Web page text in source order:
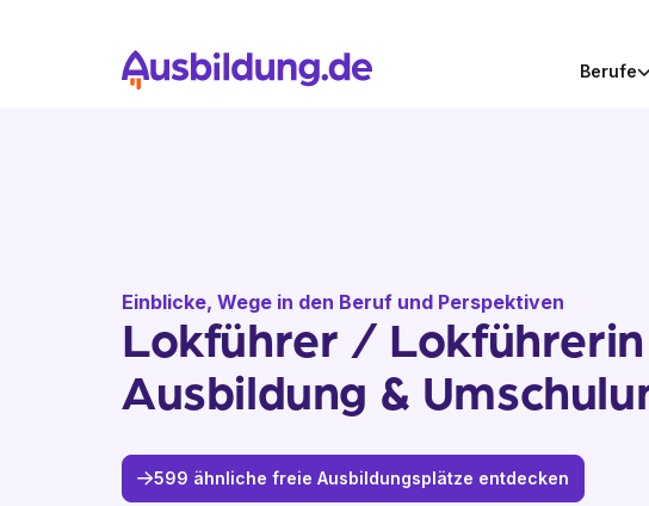
Berufe
Einblicke, Wege in den Beruf und Perspektiven
Lokführer / Lokführerin
Ausbildung &
599 ähnliche freie Ausbildungsplätze entdecken